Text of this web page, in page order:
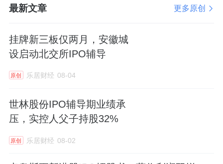
最新文章 更多原创
挂牌新三板仅两月，安徽城
设启动北交所IPO辅导
原创 乐居财经 08-04
世林股份IPO辅导期业绩承
压，实控人父子持股32%
原创 乐居财经 08-02